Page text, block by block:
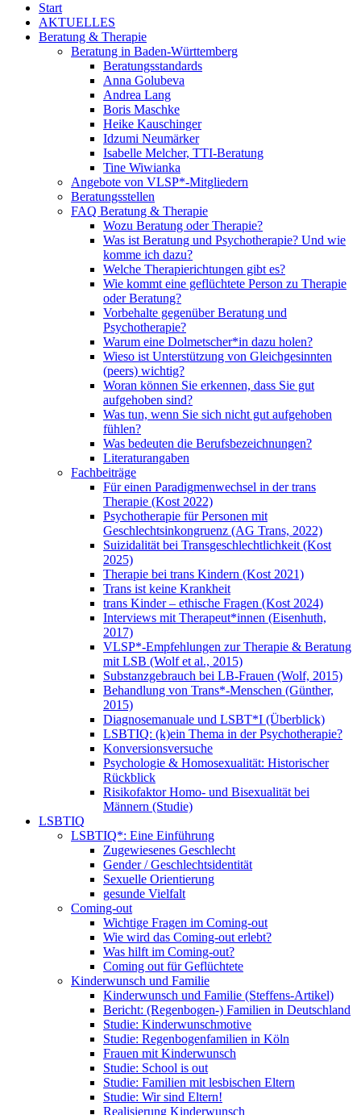
Start
AKTUELLES
Beratung & Therapie
Beratung in Baden-Württemberg
Beratungsstandards
Anna Golubeva
Andrea Lang
Boris Maschke
Heike Kauschinger
Idzumi Neumärker
Isabelle Melcher, TTI-Beratung
Tine Wiwianka
Angebote von VLSP*-Mitgliedern
Beratungsstellen
FAQ Beratung & Therapie
Wozu Beratung oder Therapie?
Was ist Beratung und Psychotherapie? Und wie
komme ich dazu?
Welche Therapierichtungen gibt es?
Wie kommt eine geflüchtete Person zu Therapie
oder Beratung?
Vorbehalte gegenüber Beratung und
Psychotherapie?
Warum eine Dolmetscher*in dazu holen?
Wieso ist Unterstützung von Gleichgesinnten
(peers) wichtig?
Woran können Sie erkennen, dass Sie gut
aufgehoben sind?
Was tun, wenn Sie sich nicht gut aufgehoben
fühlen?
Was bedeuten die Berufsbezeichnungen?
Literaturangaben
Fachbeiträge
Für einen Paradigmenwechsel in der trans
Therapie (Kost 2022)
Psychotherapie für Personen mit
Geschlechtsinkongruenz (AG Trans, 2022)
Suizidalität bei Transgeschlechtlichkeit (Kost
2025)
Therapie bei trans Kindern (Kost 2021)
Trans ist keine Krankheit
trans Kinder – ethische Fragen (Kost 2024)
Interviews mit Therapeut*innen (Eisenhuth,
2017)
VLSP*-Empfehlungen zur Therapie & Beratung
mit LSB (Wolf et al., 2015)
Substanzgebrauch bei LB-Frauen (Wolf, 2015)
Behandlung von Trans*-Menschen (Günther,
2015)
Diagnosemanuale und LSBT*I (Überblick)
LSBTIQ: (k)ein Thema in der Psychotherapie?
Konversionsversuche
Psychologie & Homosexualität: Historischer
Rückblick
Risikofaktor Homo- und Bisexualität bei
Männern (Studie)
LSBTIQ
LSBTIQ*: Eine Einführung
Zugewiesenes Geschlecht
Gender / Geschlechtsidentität
Sexuelle Orientierung
gesunde Vielfalt
Coming-out
Wichtige Fragen im Coming-out
Wie wird das Coming-out erlebt?
Was hilft im Coming-out?
Coming out für Geflüchtete
Kinderwunsch und Familie
Kinderwunsch und Familie (Steffens-Artikel)
Bericht: (Regenbogen-) Familien in Deutschland
Studie: Kinderwunschmotive
Studie: Regenbogenfamilien in Köln
Frauen mit Kinderwunsch
Studie: School is out
Studie: Familien mit lesbischen Eltern
Studie: Wir sind Eltern!
Realisierung Kinderwunsch